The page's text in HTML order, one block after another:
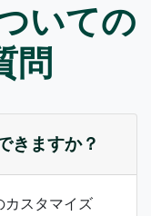
いての
問
きますか？
カスタマイズ